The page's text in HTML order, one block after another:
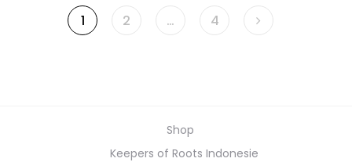
1 2 … 4
Shop
Keepers of Roots Indonesie